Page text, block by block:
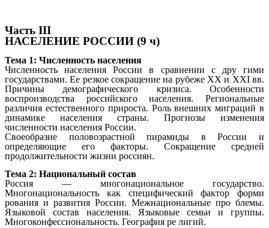
Часть III
НАСЕЛЕНИЕ РОССИИ (9 ч)
Тема 1: Численность населения
Численность населения России в сравнении с дру гими
государствами. Ее резкое сокращение на рубеже XX и XXI вв.
Причины демографического кризиса. Особенности
воспроизводства российского населения. Региональные
различия естественного прироста. Роль внешних миграций в
динамике населения страны. Прогнозы изменения
численности населения России.
Своеобразие половозрастной пирамиды в России и
определяющие его факторы. Сокращение средней
продолжительности жизни россиян.
Тема 2: Национальный состав
Россия — многонациональное государство.
Многонациональность как специфический фактор форми
рования и развития России. Межнациональные про блемы.
Языковой состав населения. Языковые семьи и группы.
Многоконфессиональность. География ре лигий.